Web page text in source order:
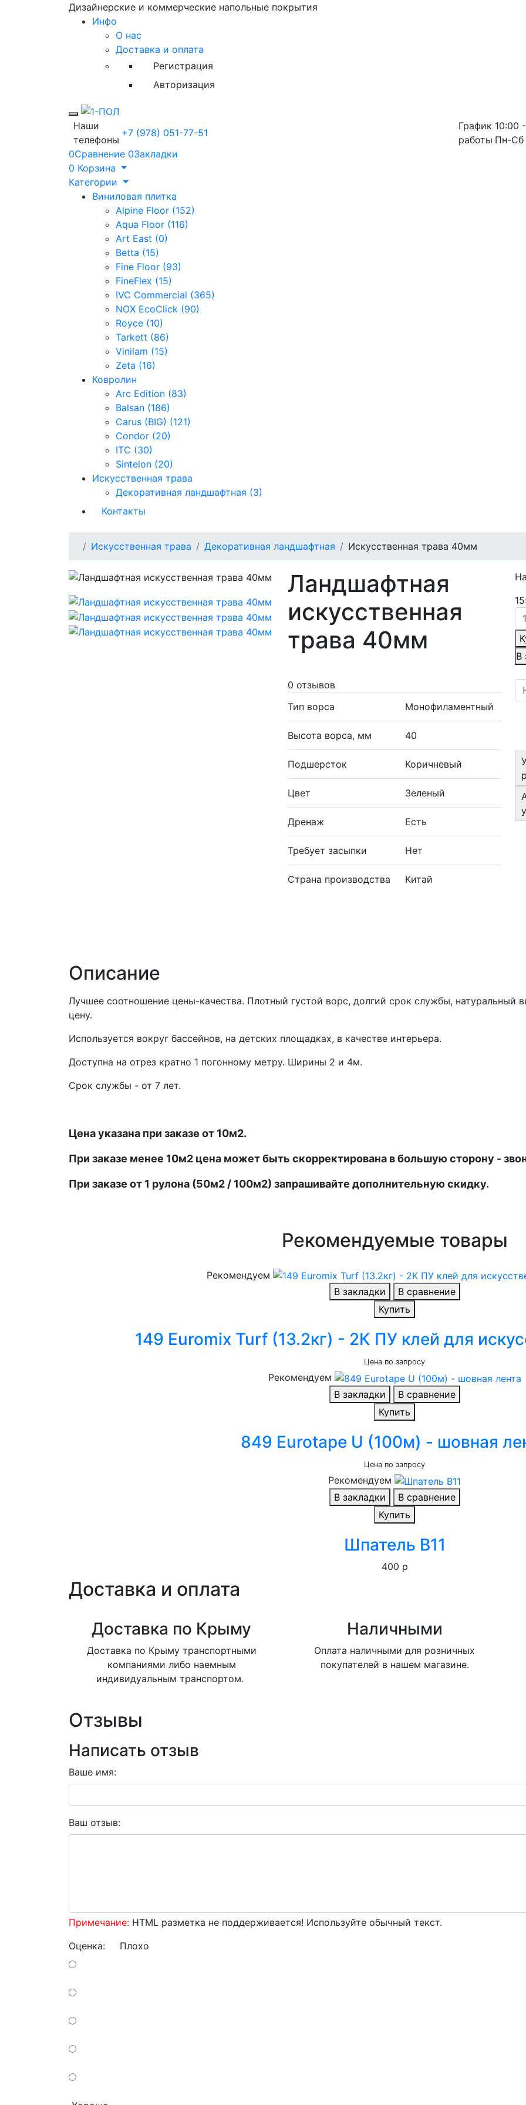
Дизайнерские и коммерческие напольные покрытия
Инфо
О нас
Доставка и оплата
Регистрация
Авторизация
Toggle mobile menu
Наши
телефоны
+7 (978) 051-77-51
График
работы
10:00
Пн-Сб
0Сравнение 0Закладки
0 Корзина
Категории
Виниловая плитка
Alpine Floor (152)
Aqua Floor (116)
Art East (0)
Betta (15)
Fine Floor (93)
FineFlex (15)
IVC Commercial (365)
NOX EcoClick (90)
Royce (10)
Tarkett (86)
Vinilam (15)
Zeta (16)
Ковролин
Arc Edition (83)
Balsan (186)
Carus (BIG) (121)
Condor (20)
ITC (30)
Sintelon (20)
Искусственная трава
Декоративная ландшафтная (3)
Контакты
Искусственная трава Декоративная ландшафтная Искусственная трава 40мм
Ландшафтная
искусственная
трава 40мм
0 отзывов
Тип ворса
Монофиламентный
Высота ворса, мм 40
Подшерсток Коричневый
Цвет Зеленый
Дренаж Есть
Требует засыпки Нет
Страна производства Китай
В
Описание
Лучшее соотношение цены-качества. Плотный густой ворс, долгий срок службы, натуральный
цену.
Используется вокруг бассейнов, на детских площадках, в качестве интерьера.
Доступна на отрез кратно 1 погонному метру. Ширины 2 и 4м.
Срок службы - от 7 лет.
Цена указана при заказе от 10м2.
При заказе менее 10м2 цена может быть скорректирована в большую сторону -
При заказе от 1 рулона (50м2 / 100м2) запрашивайте дополнительную скидку.
Рекомендуемые товары
Рекомендуем
В закладки
В сравнение
Купить
149 Euromix Turf (13.2кг) - 2К ПУ клей для
Цена по запросу
Рекомендуем
В закладки
В сравнение
Купить
849 Eurotape U (100м) - шовная
Цена по запросу
Рекомендуем
В закладки
В сравнение
Купить
Шпатель B11
400 р
Доставка и оплата
Доставка по Крыму
Доставка по Крыму транспортными
компаниями либо наемным
индивидуальным транспортом.
Наличными
Оплата наличными для розничных
покупателей в нашем магазине.
Отзывы
Написать отзыв
Ваше имя:
Ваш отзыв:
Примечание: HTML разметка не поддерживается! Используйте обычный текст.
Оценка: Плохо